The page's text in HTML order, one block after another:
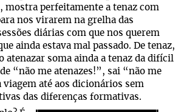
mostra perfeitamente a tenaz com
nos virarem na grelha das
diárias com que nos querem
ainda estava mal passado. De tenaz,
atenazar soma ainda a tenaz da difícil
“não me atenazes!”, sai “não me
viagem até aos dicionários sem
das diferenças formativas.